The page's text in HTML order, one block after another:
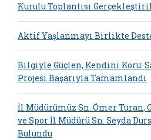
Kurulu Toplantısı
Aktif Yaşlanmayı Birlikte
Bilgiyle Güçlen, Kendini Koru:
Projesi Başarıyla Tamamlandı
İl Müdürümüz Sn. Ömer Turan,
ve Spor İl Müdürü Sn. Seyda
Bulundu